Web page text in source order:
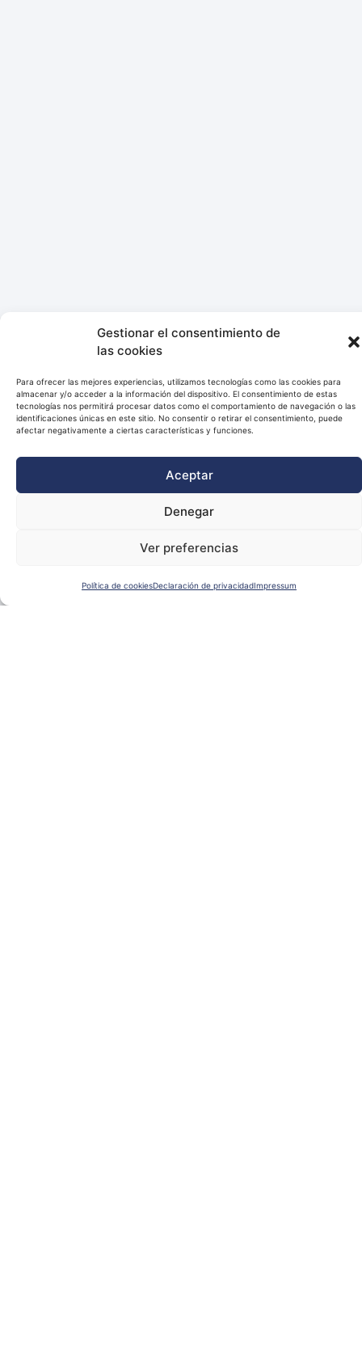
Gestionar el consentimiento de
las cookies
Para ofrecer las mejores experiencias, utilizamos tecnologías como las cookies para
almacenar y/o acceder a la información del dispositivo. El consentimiento de estas
tecnologías nos permitirá procesar datos como el comportamiento de navegación o las
identificaciones únicas en este sitio. No consentir o retirar el consentimiento, puede
afectar negativamente a ciertas características y funciones.
Aceptar
Denegar
Ver preferencias
Política de cookiesDeclaración de privacidadImpressum
Hay personas que